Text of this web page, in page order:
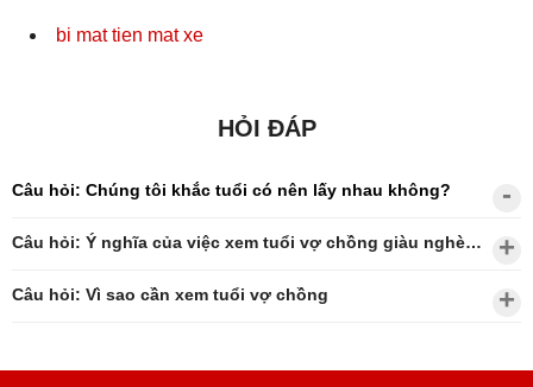
bi mat tien mat xe
HỎI ĐÁP
Câu hỏi: Chúng tôi khắc tuổi có nên lấy nhau không?
Câu hỏi: Ý nghĩa của việc xem tuổi vợ chồng giàu nghèo?
Câu hỏi: Vì sao cần xem tuổi vợ chồng